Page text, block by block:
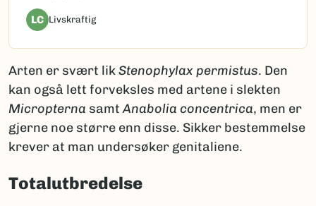
LC Livskraftig
Arten er svært likStenophylax permistus. Den
kan også lett forveksles med artene i slekten
Micropterna samtAnabolia concentrica, men er
gjerne noe større enn disse. Sikker bestemmelse
krever at man undersøker genitaliene.
Totalutbredelse